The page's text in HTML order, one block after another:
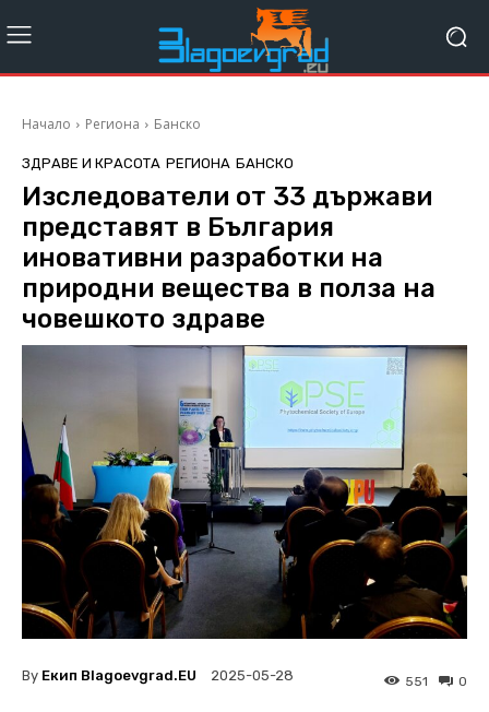
Начало Региона Банско
ЗДРАВЕ И КРАСОТА РЕГИОНА БАНСКО
Изследователи от 33 държави
представят в България
иновативни разработки на
природни вещества в полза на
човешкото здраве
By Екип Blagoevgrad.EU 2025-05-28 0
551